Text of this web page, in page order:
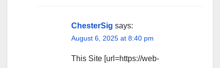
ChesterSig says:
August 6, 2025 at 8:40 pm
This Site [url=https://web-